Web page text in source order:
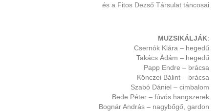
és a Fitos Dezső Társulat táncosai
MUZSIKÁLJÁK:
Csernók Klára – hegedű
Takács Ádám – hegedű
Papp Endre – brácsa
Könczei Bálint – brácsa
Szabó Dániel – cimbalom
Bede Péter – fúvós hangszerek
Bognár András – nagybőgő, gardon